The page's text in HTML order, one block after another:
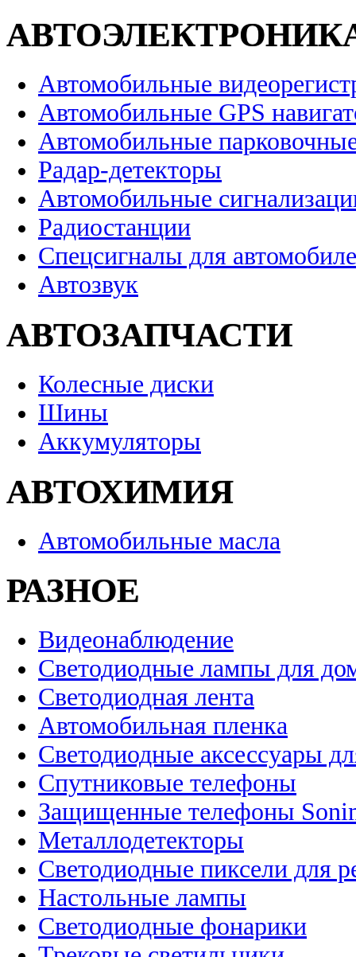
Автомобильные
Автомобильные GPS
Автомобильные
Радар-детекторы
Автомобильные
Радиостанции
Спецсигналы для
Автозвук
АВТОЗАПЧАСТИ
Колесные диски
Шины
Аккумуляторы
АВТОХИМИЯ
Автомобильные масла
РАЗНОЕ
Видеонаблюдение
Светодиодные лампы для
Светодиодная лента
Автомобильная пленка
Светодиодные аксессуары
Спутниковые телефоны
Защищенные телефоны
Металлодетекторы
Светодиодные пиксели для
Настольные лампы
Светодиодные фонарики